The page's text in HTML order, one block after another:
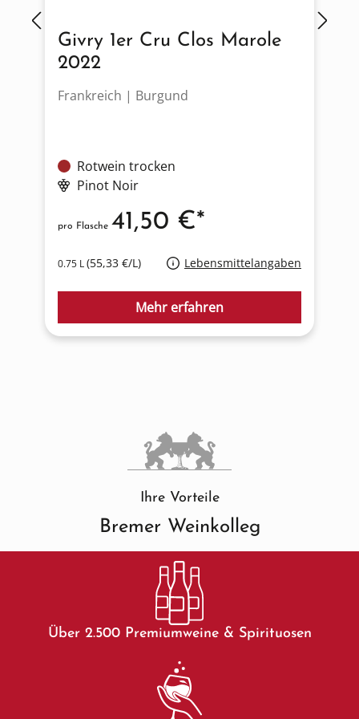
Givry 1er Cru Clos Marole
2022
Frankreich | Burgund
Rotwein trocken
Pinot Noir
0.75 L(55,33 €/L) Lebensmittelangaben
pro Flasche 41,50 €*
Mehr erfahren
Ihre Vorteile
Bremer Weinkolleg
Über 2.500 Premiumweine & Spirituosen